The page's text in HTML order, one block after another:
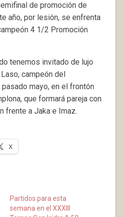
de promoción de
año, por lesión, se enfrenta
4 1/2 Promoción
tenemos invitado de lujo
campeón del
mayo, en el frontón
que formará pareja con
frente a Jaka e Imaz.
X
Partidos para esta
semana en el XXXIII